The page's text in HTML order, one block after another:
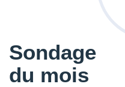
Sondage
du mois